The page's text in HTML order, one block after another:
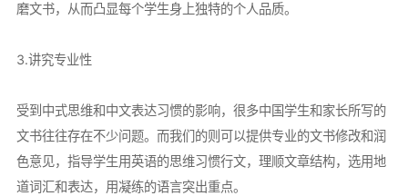
磨文书，从而凸显每个学生身上独特的个人品质。
3.讲究专业性
受到中式思维和中文表达习惯的影响，很多中国学生和家长所写的
文书往往存在不少问题。而我们的则可以提供专业的文书修改和润
色意见，指导学生用英语的思维习惯行文，理顺文章结构，选用地
道词汇和表达，用凝练的语言突出重点。